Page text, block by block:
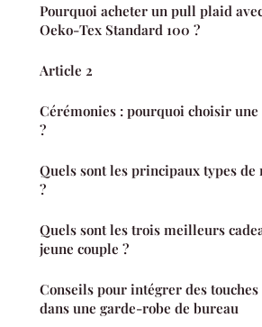
Pourquoi acheter un pull plaid
Oeko-Tex Standard 100 ?
Article 2
Cérémonies : pourquoi choisir
?
Quels sont les principaux types de
?
Quels sont les trois meilleurs
jeune couple ?
Conseils pour intégrer des
dans une garde-robe de bureau